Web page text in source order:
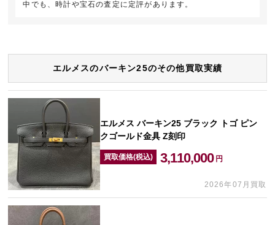
中でも、時計や宝石の査定に定評があります。
エルメスのバーキン25のその他買取実績
エルメス バーキン25 ブラック トゴ ピン
クゴールド金具 Z刻印
買取価格(税込) 3,110,000 円
2026年07月買取